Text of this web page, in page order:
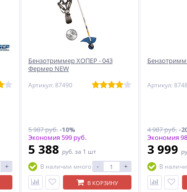
+
Бензотриммер ХОПЕР - 043
Фермер NEW
Артикул: 87490
5 987 руб.-10%
Экономия 599 руб.
5 388 руб. за 1 шт
В наличии много
- +
В КОРЗИНУ
Артикул:
4 987 руб.-
Экономия
3 999
В